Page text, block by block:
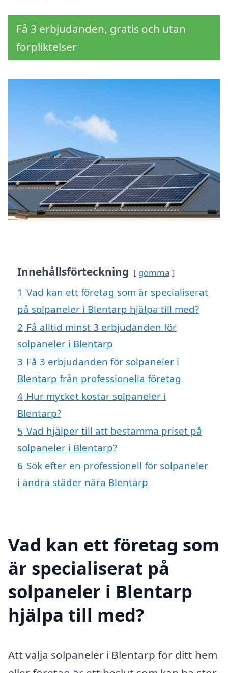
Få 3 erbjudanden, gratis och utan
förpliktelser
Innehållsförteckning gömma
1 Vad kan ett företag som är specialiserat
på solpaneler i Blentarp hjälpa till med?
2 Få alltid minst 3 erbjudanden för
solpaneler i Blentarp
3 Få 3 erbjudanden för solpaneler i
Blentarp från professionella företag
4 Hur mycket kostar solpaneler i
Blentarp?
5 Vad hjälper till att bestämma priset på
solpaneler i Blentarp?
6 Sök efter en professionell för solpaneler
i andra städer nära Blentarp
Vad kan ett företag som
är specialiserat på
solpaneler i Blentarp
hjälpa till med?
Att välja solpaneler i Blentarp för ditt hem